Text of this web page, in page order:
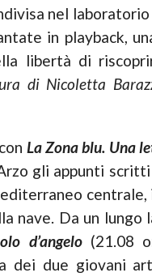
nel
in playback,
libertà di
di Nicoletta
La Zona blu. Una
gli appunti
nave. Da un lungo
d’angelo(21.08
dei due giovani